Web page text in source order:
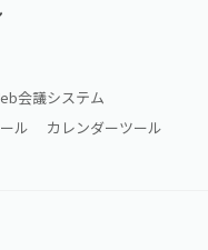
会議システム
ル
カレンダーツール